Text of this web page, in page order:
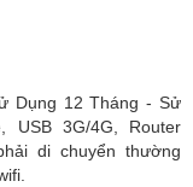
Dụng 12 Tháng - Sử
USB 3G/4G, Router
di chuyển thường